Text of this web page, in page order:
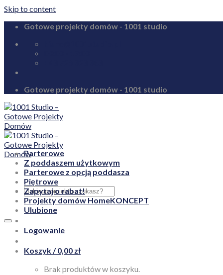
Skip to content
Gotowe projekty domów - 1001 studio
Gotowe projekty domów - 1001 studio
Ulubione
Logowanie
Koszyk /0,00 zł
Brak produktów w koszyku.
Parterowe
Z poddaszem użytkowym
Parterowe z opcją poddasza
Piętrowe
Zapytaj o rabat!
Projekty domów HomeKONCEPT